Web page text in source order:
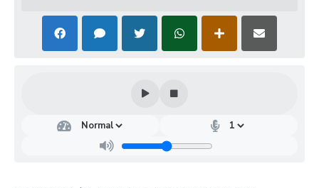
Audiências Públicas